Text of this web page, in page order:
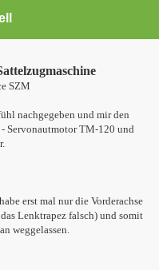
SZM
nachgegeben und mir den
Servonautmotor TM-120 und
erst mal nur die Vorderachse
Lenktrapez falsch) und somit
weggelassen.